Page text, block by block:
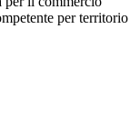
per territorio